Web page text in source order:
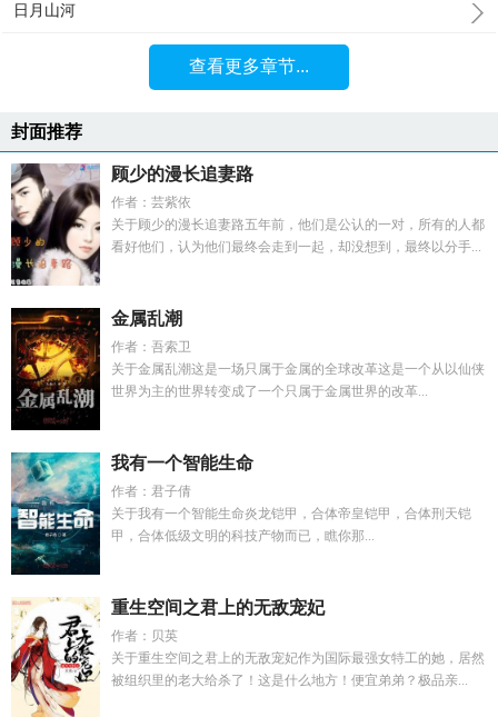
日月山河
查看更多章节...
封面推荐
顾少的漫长追妻路
作者：芸紫依
关于顾少的漫长追妻路五年前，他们是公认的一对，所有的人都
看好他们，认为他们最终会走到一起，却没想到，最终以分手...
金属乱潮
作者：吾索卫
关于金属乱潮这是一场只属于金属的全球改革这是一个从以仙侠
世界为主的世界转变成了一个只属于金属世界的改革...
我有一个智能生命
作者：君子倩
关于我有一个智能生命炎龙铠甲，合体帝皇铠甲，合体刑天铠
甲，合体低级文明的科技产物而已，瞧你那...
重生空间之君上的无敌宠妃
作者：贝英
关于重生空间之君上的无敌宠妃作为国际最强女特工的她，居然
被组织里的老大给杀了！这是什么地方！便宜弟弟？极品亲...